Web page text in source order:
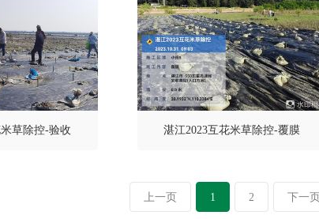
草除控-验收 湛江2023互花米草除控-覆膜
上一页 1 2 下一页